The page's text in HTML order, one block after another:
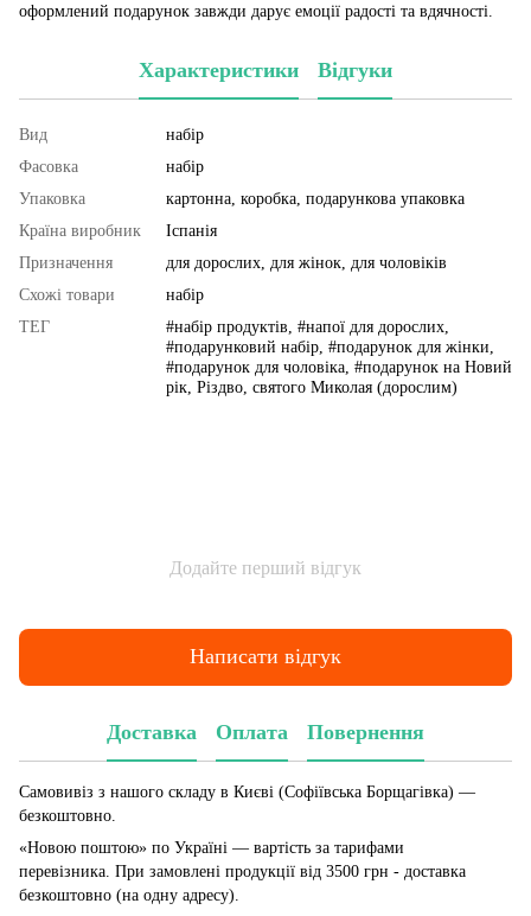
оформлений подарунок завжди дарує емоції радості та вдячності.
Характеристики Відгуки
Вид
набір
Фасовка
набір
Упаковка
картонна, коробка, подарункова упаковка
Країна виробник
Іспанія
Призначення
для дорослих, для жінок, для чоловіків
Схожі товари
набір
ТЕГ
#набір продуктів, #напої для дорослих,
#подарунковий набір, #подарунок для жінки,
#подарунок для чоловіка, #подарунок на Новий
рік, Різдво, святого Миколая (дорослим)
Додайте перший відгук
Написати відгук
Доставка Оплата Повернення
Самовивіз з нашого складу в Києві (Софіївська Борщагівка) —
безкоштовно.
«Новою поштою» по Україні — вартість за тарифами
перевізника. При замовлені продукції від 3500 грн - доставка
безкоштовно (на одну адресу).